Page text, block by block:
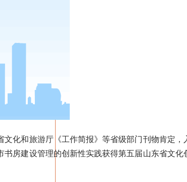
化和旅游厅《工作简报》等省级部门刊物肯定，
房建设管理的创新性实践获得第五届山东省文化